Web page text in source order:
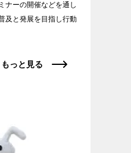
ナーの開催などを通し
及と発展を目指し行動
もっと見る